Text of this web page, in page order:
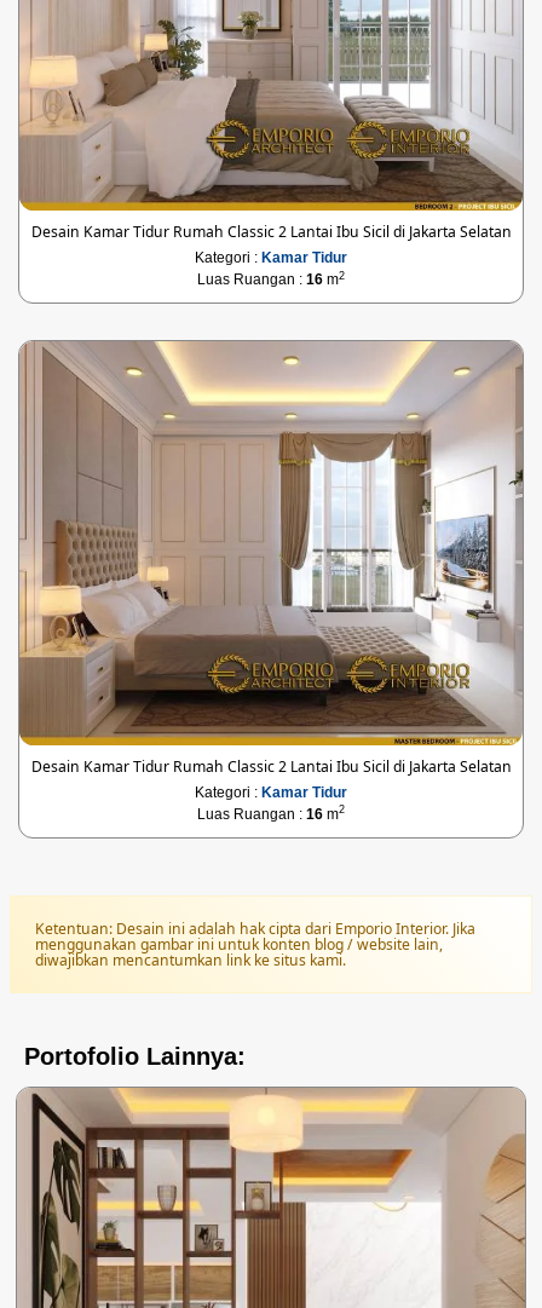
Desain Kamar Tidur Rumah Classic 2 Lantai Ibu Sicil di Jakarta Selatan
Kategori : Kamar Tidur
Luas Ruangan : 16 m2
Desain Kamar Tidur Rumah Classic 2 Lantai Ibu Sicil di Jakarta Selatan
Kategori : Kamar Tidur
Luas Ruangan : 16 m2
Ketentuan: Desain ini adalah hak cipta dari Emporio Interior. Jika
menggunakan gambar ini untuk konten blog / website lain,
diwajibkan mencantumkan link ke situs kami.
Portofolio Lainnya: